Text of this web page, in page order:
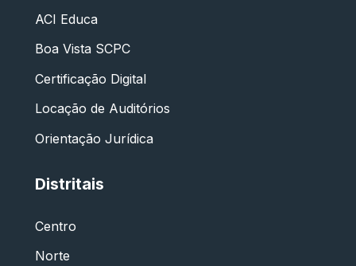
ACI Educa
Boa Vista SCPC
Certificação Digital
Locação de Auditórios
Orientação Jurídica
Distritais
Centro
Norte